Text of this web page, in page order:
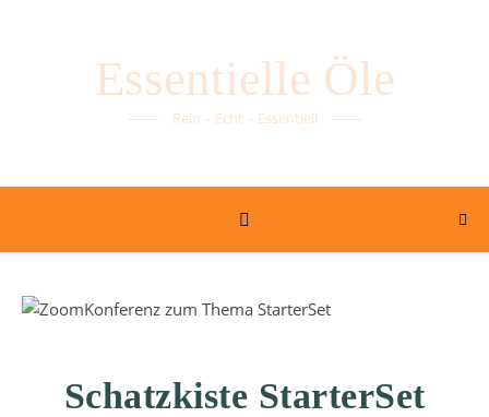
Essentielle Öle
Rein – Echt – Essentiell
Schatzkiste StarterSet